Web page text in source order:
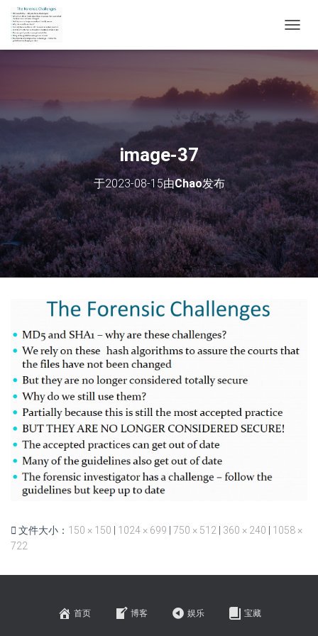
换
image-37
于2023-08-15由Chao发布
文件大小： 150 × 150 1024 × 699 750 × 512 360 × 240
1058 ×
722
首页 博客 娱乐 宝藏